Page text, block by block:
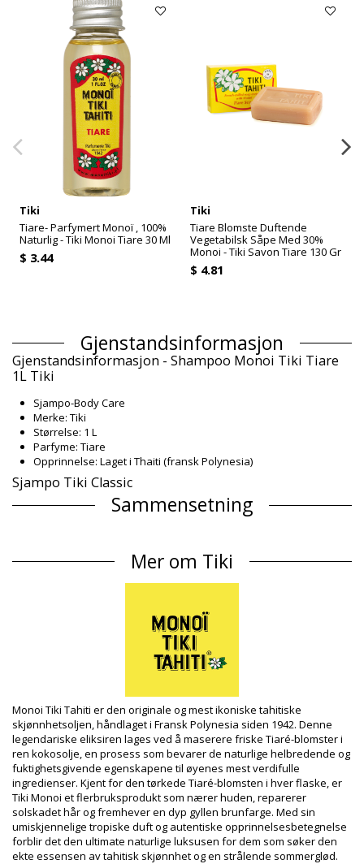
Tiki
Tiare- Parfymert Monoï , 100%
Naturlig - Tiki Monoi Tiare 30 Ml
$ 3.44
Tiki
Tiare Blomste Duftende
Vegetabilsk Såpe Med 30%
Monoi - Tiki Savon Tiare 130 Gr
$ 4.81
Gjenstandsinformasjon
Gjenstandsinformasjon - Shampoo Monoi Tiki Tiare
1L Tiki
Sjampo-Body Care
Merke: Tiki
Størrelse: 1 L
Parfyme: Tiare
Opprinnelse: Laget i Thaiti (fransk Polynesia)
Sjampo Tiki Classic
Sammensetning
Propylene glycol 5-bromo-5-nitro-1,3-dioxane, Cocos nucifera
oil, Gardenia taitensis flower extract, Parfum (Fragrance),
Tocopherol (Vitamin E), Amyl ci
Produkt informasjon
Pakken inneholder: 1 x Sjampo (Annet tilbehør er ikke
SKU: 198207
EAN: Størrelse unik (7899650002075)
Leverandør referanse: 1ST1
Vekt: 1200g / 2.64lb / 42.33oz
Retusjerte foto
Vask & ivaretagelses
instruksjoner
Ivaretagelses instrusjoner for: Tiki Shampoo Monoi
Tiki Tiare 1L
Mer om Tiki
Monoi Tiki Tahiti er den originale og mest ikoniske tahitiske
skjønnhetsoljen, håndlaget i Fransk Polynesia siden 1942. Denne
legendariske eliksiren lages ved å maserere friske Tiaré-blomster i
ren kokosolje, en prosess som bevarer de naturlige helbredende og
fuktighetsgivende egenskapene til øyenes mest verdifulle
ingredienser. Kjent for den tørkede Tiaré-blomsten i hver flaske, er
Tiki Monoi et flerbruksprodukt som nærer huden, reparerer
solskadet hår og fremhever en dyp gyllen brunfarge. Med sin
umiskjennelige tropiske duft og autentiske opprinnelsesbetegnelse
forblir det den ultimate naturlige luksusen for dem som søker den
ekte essensen av tahitisk skjønnhet og en strålende sommerglød.